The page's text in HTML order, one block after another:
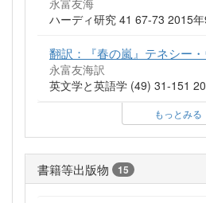
ハーディ研究 41 67-73 2015
翻訳：『春の嵐』テネシー
永富友海訳
英文学と英語学 (49) 31-151
もっとみる
書籍等出版物 15